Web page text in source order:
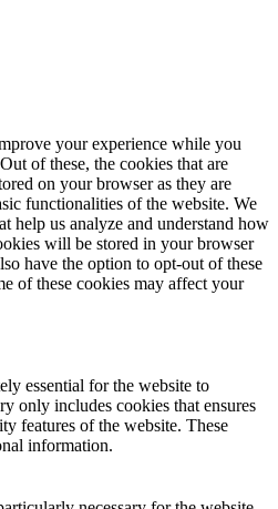
your experience while you
of these, the cookies that are
on your browser as they are
functionalities of the website. We
help us analyze and understand how
will be stored in your browser
have the option to opt-out of these
of these cookies may affect your
essential for the website to
only includes cookies that ensures
features of the website. These
information.